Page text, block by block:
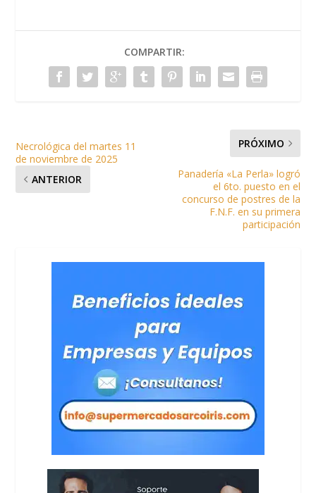
COMPARTIR:
Necrológica del martes 11
de noviembre de 2025
ANTERIOR
PRÓXIMO
Panadería «La Perla» logró
el 6to. puesto en el
concurso de postres de la
F.N.F. en su primera
participación